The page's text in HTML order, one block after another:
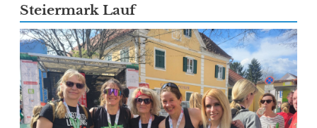
Steiermark Lauf